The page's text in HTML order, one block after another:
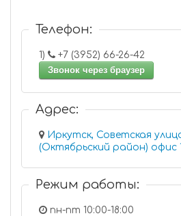
Телефон:
1)
+7 (3952) 66-26-42
Звонок через браузер
Адрес:
Иркутск, Советская
(Октябрьский
Режим работы:
пн-пт 10:00-18:00